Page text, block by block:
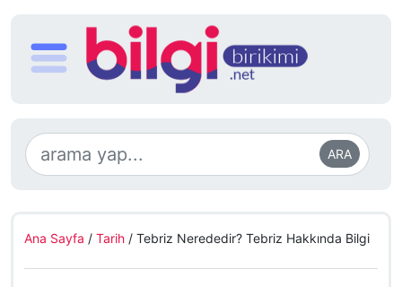
ARA
Ana Sayfa / Tarih / Tebriz Nerededir? Tebriz Hakkında Bilgi